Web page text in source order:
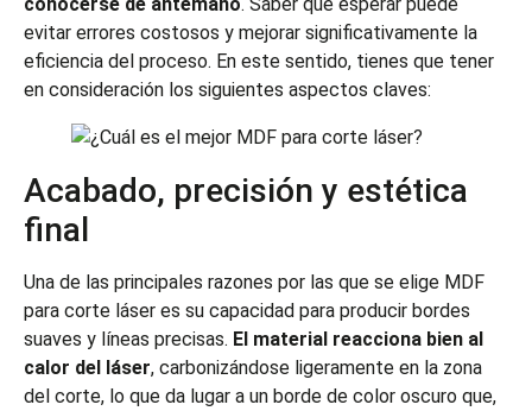
evitar errores costosos y mejorar significativamente la
eficiencia del proceso. En este sentido, tienes que tener
en consideración los siguientes aspectos claves:
Acabado, precisión y estética
final
Una de las principales razones por las que se elige MDF
para corte láser es su capacidad para producir bordes
suaves y líneas precisas. El material reacciona bien al
calor del láser, carbonizándose ligeramente en la zona
del corte, lo que da lugar a un borde de color oscuro que,